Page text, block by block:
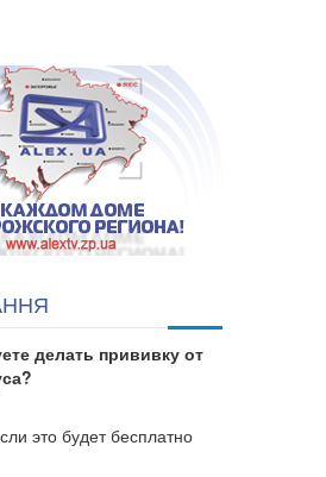
делать прививку от
это будет бесплатно